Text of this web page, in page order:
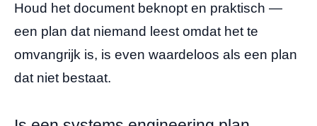
Houd het document beknopt en praktisch —
een plan dat niemand leest omdat het te
omvangrijk is, is even waardeloos als een plan
dat niet bestaat.